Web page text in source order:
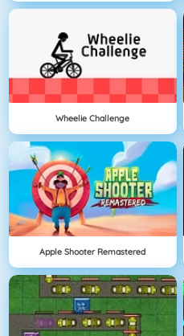
Wheelie Challenge
Apple Shooter Remastered